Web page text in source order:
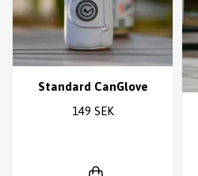
Standard CanGlove
149 SEK